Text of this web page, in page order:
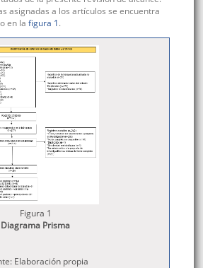
asignadas a los artículos se encuentra
en la figura 1.
Figura 1
Diagrama Prisma
Elaboración propia